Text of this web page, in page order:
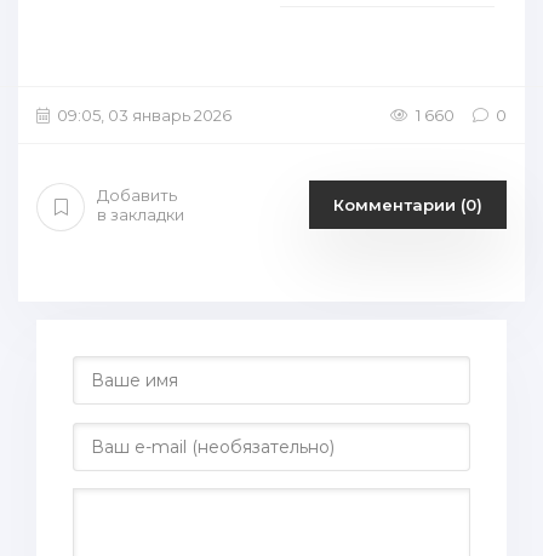
09:05, 03 январь 2026 1 660 0
Добавить
в закладки
Комментарии (0)